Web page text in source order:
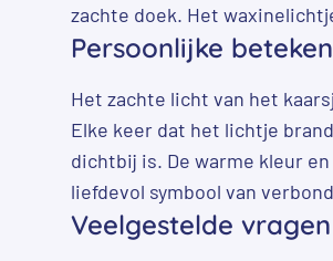
zachte doek. Het
Persoonlijke
Het zachte licht van het
Elke keer dat het lichtje
dichtbij is. De warme kleur
liefdevol symbool van
Veelgestelde vragen